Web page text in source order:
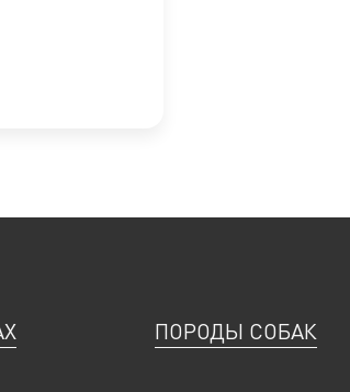
ПОРОДЫ СОБАК